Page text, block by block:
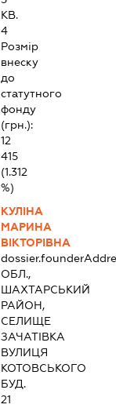
КВ.
4
Розмір
внеску
до
статутного
фонду
(грн.):
12
415
(1.312
%)
КУЛІНА
МАРИНА
ВІКТОРІВНА
ОБЛ.,
ШАХТАРСЬКИЙ
РАЙОН,
СЕЛИЩЕ
ЗАЧАТІВКА
ВУЛИЦЯ
КОТОВСЬКОГО
БУД.
21